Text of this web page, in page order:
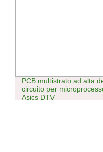
PCB multistrato ad alta
circuito per
Asics DTV